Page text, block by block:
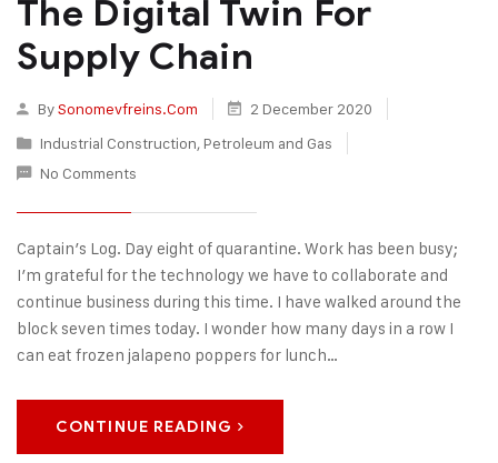
The Digital Twin For
Supply Chain
BySonomevfreins.com
2 December 2020
Industrial Construction, Petroleum and Gas
No Comments
Captain’s Log. Day eight of quarantine. Work has been busy;
I’m grateful for the technology we have to collaborate and
continue business during this time. I have walked around the
block seven times today. I wonder how many days in a row I
can eat frozen jalapeno poppers for lunch…
CONTINUE READING